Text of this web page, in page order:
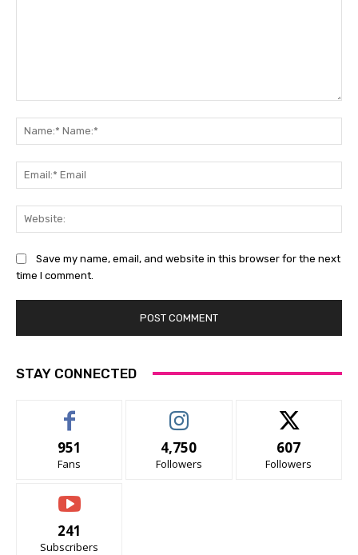
Save my name, email, and website in this browser for the next
time I comment.
STAY CONNECTED
951
Fans
4,750
Followers
607
Followers
241
Subscribers